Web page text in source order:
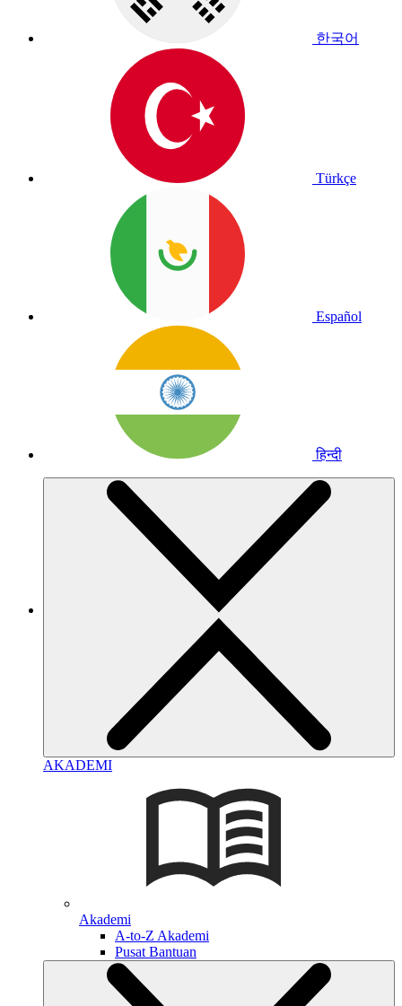
한국어
Türkçe
Español
हिन्दी
AKADEMI
Akademi
A-to-Z Akademi
Pusat Bantuan